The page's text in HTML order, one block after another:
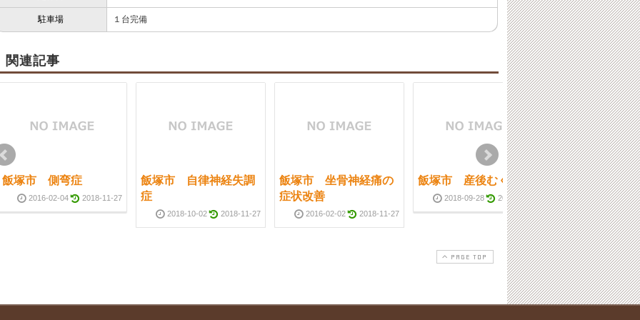
駐車場 １台完備
関連記事
飯塚市 側弯症
2016-02-04 2018-11-27
飯塚市 自律神経失調
症
2018-10-02 2018-11-27
飯塚市 坐骨神経痛の
症状改善
2016-02-02 2018-11-27
飯塚市 産後むくみ
2018-09-28 2018-11-27
飯塚市 骨盤歪
2016-01-24
PAGE TOP